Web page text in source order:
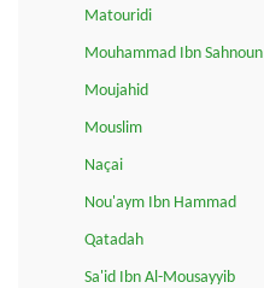
Matouridi
Mouhammad Ibn Sahnoun
Moujahid
Mouslim
Naçai
Nou'aym Ibn Hammad
Qatadah
Sa'id Ibn Al-Mousayyib